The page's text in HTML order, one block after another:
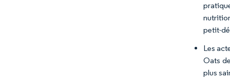
petit-
Les
Oats
plus